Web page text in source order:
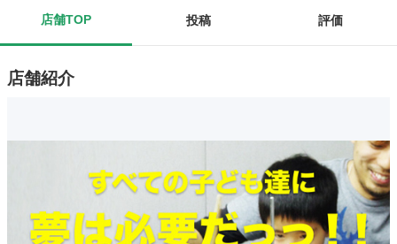
店舗TOP 投稿 評価
店舗紹介